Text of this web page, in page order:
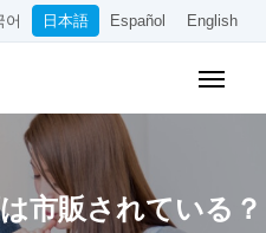
어 日本語 Español English
市販されている？